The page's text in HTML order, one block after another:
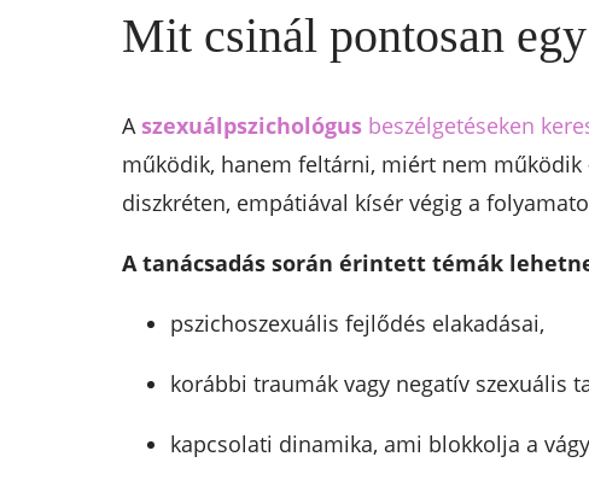
Mit csinál pontosan
Aszexuálpszichológusbeszélgetéseken
működik, hanem feltárni, miért nem
diszkréten, empátiával kísér végig a
A tanácsadás során érintett témák
pszichoszexuális fejlődés elakadásai,
korábbi traumák vagy negatív szexuális
kapcsolati dinamika, ami blokkolja a